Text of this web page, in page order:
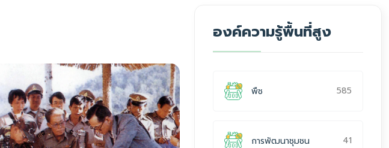
องค์ความรู้พื้นที่สูง
พืช 585
การพัฒนาชุมชน 41